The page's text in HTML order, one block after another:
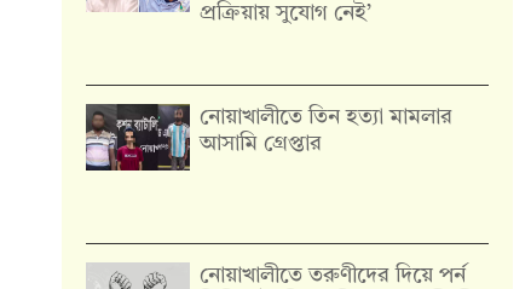
প্রক্রিয়ায় সুযোগ নেই’
নোয়াখালীতে তিন হত্যা মামলার
আসামি গ্রেপ্তার
নোয়াখালীতে তরুণীদের দিয়ে পর্ন